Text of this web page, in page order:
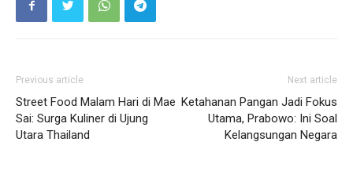
Previous article
Street Food Malam Hari di Mae
Sai: Surga Kuliner di Ujung
Utara Thailand
Next article
Ketahanan Pangan Jadi Fokus
Utama, Prabowo: Ini Soal
Kelangsungan Negara